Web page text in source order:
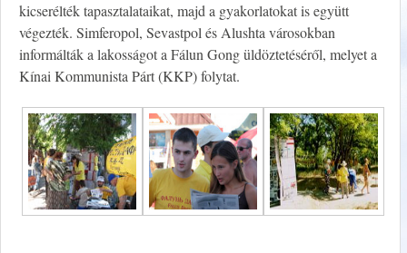
kicserélték tapasztalataikat, majd a gyakorlatokat is együtt
végezték. Simferopol, Sevastpol és Alushta városokban
informálták a lakosságot a Fálun Gong üldöztetéséről, melyet a
Kínai Kommunista Párt (KKP) folytat.